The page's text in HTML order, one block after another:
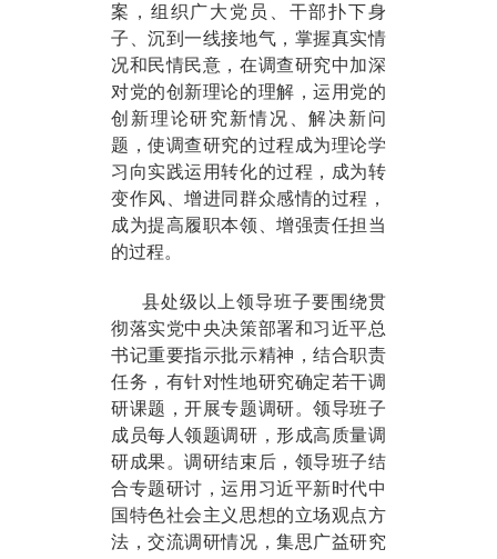
案，组织广大党员、干部扑下身
子、沉到一线接地气，掌握真实情
况和民情民意，在调查研究中加深
对党的创新理论的理解，运用党的
创新理论研究新情况、解决新问
题，使调查研究的过程成为理论学
习向实践运用转化的过程，成为转
变作风、增进同群众感情的过程，
成为提高履职本领、增强责任担当
的过程。
县处级以上领导班子要围绕贯
彻落实党中央决策部署和习近平总
书记重要指示批示精神，结合职责
任务，有针对性地研究确定若干调
研课题，开展专题调研。领导班子
成员每人领题调研，形成高质量调
研成果。调研结束后，领导班子结
合专题研讨，运用习近平新时代中
国特色社会主义思想的立场观点方
法，交流调研情况，集思广益研究